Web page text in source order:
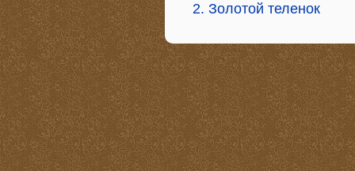
2. Золотой теленок